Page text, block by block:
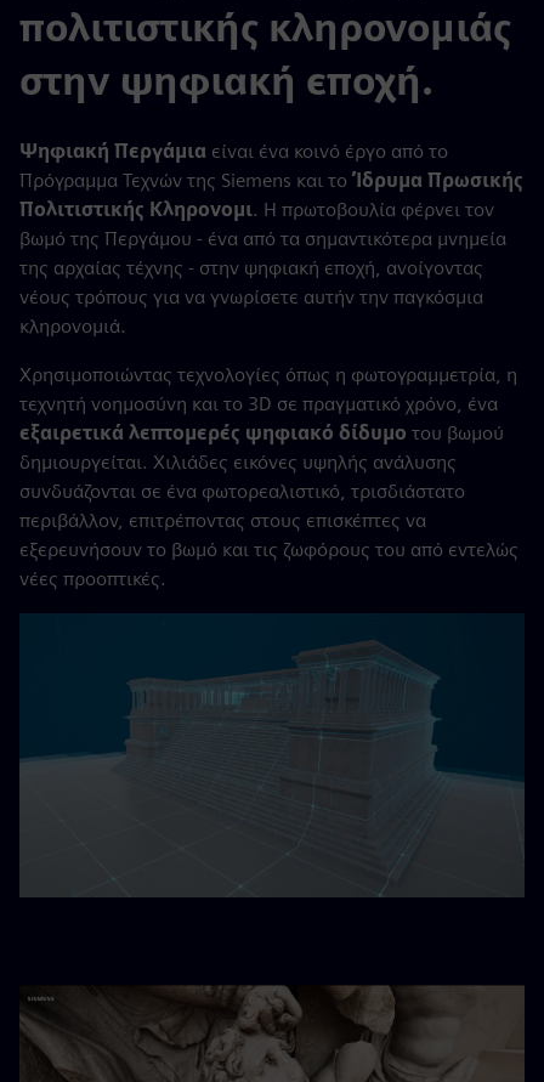
πολιτιστικής κληρονομιάς
στην ψηφιακή εποχή.
Ψηφιακή Περγάμια είναι ένα κοινό έργο από το
Πρόγραμμα Τεχνών της Siemens και το Ίδρυμα Πρωσικής
Πολιτιστικής Κληρονομι. Η πρωτοβουλία φέρνει τον
βωμό της Περγάμου - ένα από τα σημαντικότερα μνημεία
της αρχαίας τέχνης - στην ψηφιακή εποχή, ανοίγοντας
νέους τρόπους για να γνωρίσετε αυτήν την παγκόσμια
κληρονομιά.
Χρησιμοποιώντας τεχνολογίες όπως η φωτογραμμετρία, η
τεχνητή νοημοσύνη και το 3D σε πραγματικό χρόνο, ένα
εξαιρετικά λεπτομερές ψηφιακό δίδυμο του βωμού
δημιουργείται. Χιλιάδες εικόνες υψηλής ανάλυσης
συνδυάζονται σε ένα φωτορεαλιστικό, τρισδιάστατο
περιβάλλον, επιτρέποντας στους επισκέπτες να
εξερευνήσουν το βωμό και τις ζωφόρους του από εντελώς
νέες προοπτικές.